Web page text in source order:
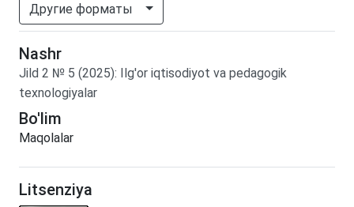
Другие форматы
Nashr
Jild 2 № 5 (2025): Ilg'or iqtisodiyot va pedagogik
texnologiyalar
Bo'lim
Maqolalar
Litsenziya